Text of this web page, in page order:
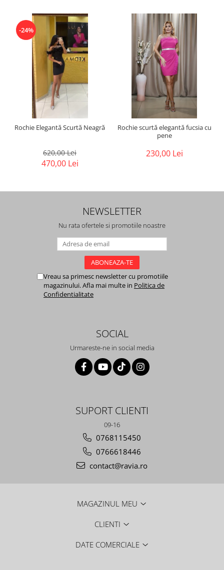
-24%
Rochie Elegantă Scurtă Neagră
620,00 Lei
470,00 Lei
Rochie scurtă elegantă fucsia cu
pene
230,00 Lei
NEWSLETTER
Nu rata ofertele si promotiile noastre
Vreau sa primesc newsletter cu promotiile
magazinului. Afla mai multe in Politica de
Confidentialitate
SOCIAL
Urmareste-ne in social media
SUPORT CLIENTI
09-16
0768115450
0766618446
contact@ravia.ro
MAGAZINUL MEU
CLIENTI
DATE COMERCIALE